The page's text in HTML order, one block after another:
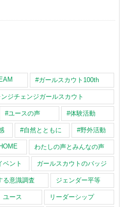
#ガールスカウト100th
ジチェンジガールスカウト
#ユースの声 #体験活動
#自然とともに #野外活動
わたしの声とみんなの声
ベント ガールスカウトのバッジ
る意識調査 ジェンダー平等
ユース リーダーシップ